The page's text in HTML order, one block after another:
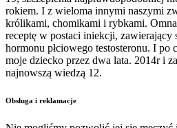
rokiem. I z wieloma innymi naszymi
królikami, chomikami i rybkami.
receptę w postaci iniekcji, zawierający
hormonu płciowego testosteronu. I po
moje dziecko przez dwa lata. 2014r i
najnowszą wiedzą 12.
Obsługa i reklamacje